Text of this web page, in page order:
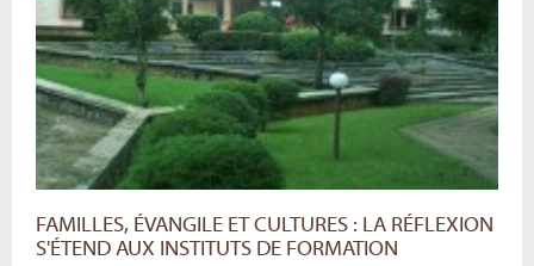
FAMILLES, ÉVANGILE ET CULTURES : LA RÉFLEXION
S'ÉTEND AUX INSTITUTS DE FORMATION